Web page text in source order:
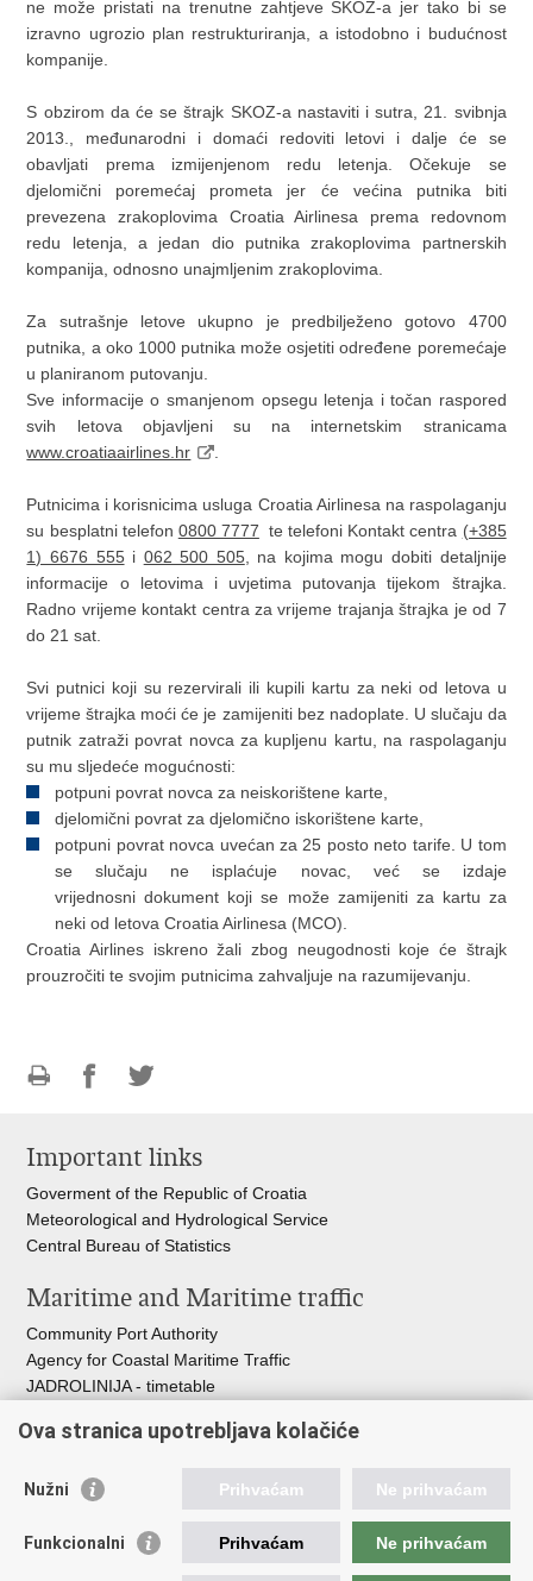
ne može pristati na trenutne zahtjeve SKOZ-a jer tako bi se
izravno ugrozio plan restrukturiranja, a istodobno i budućnost
kompanije.
S obzirom da će se štrajk SKOZ-a nastaviti i sutra, 21. svibnja
2013., međunarodni i domaći redoviti letovi i dalje će se
obavljati prema izmijenjenom redu letenja. Očekuje se
djelomični poremećaj prometa jer će većina putnika biti
prevezena zrakoplovima Croatia Airlinesa prema redovnom
redu letenja, a jedan dio putnika zrakoplovima partnerskih
kompanija, odnosno unajmljenim zrakoplovima.
Za sutrašnje letove ukupno je predbilježeno gotovo 4700
putnika, a oko 1000 putnika može osjetiti određene poremećaje
u planiranom putovanju.
Sve informacije o smanjenom opsegu letenja i točan raspored
svih letova objavljeni su na internetskim stranicama
www.croatiaairlines.hr
.
Putnicima i korisnicima usluga Croatia Airlinesa na raspolaganju
su besplatni telefon 0800 7777 te telefoni Kontakt centra (+385
1) 6676 555i 062 500 505, na kojima mogu dobiti detaljnije
informacije o letovima i uvjetima putovanja tijekom štrajka.
Radno vrijeme kontakt centra za vrijeme trajanja štrajka je od 7
do 21 sat.
Svi putnici koji su rezervirali ili kupili kartu za neki od letova u
vrijeme štrajka moći će je zamijeniti bez nadoplate. U slučaju da
putnik zatraži povrat novca za kupljenu kartu, na raspolaganju
su mu sljedeće mogućnosti:
potpuni povrat novca za neiskorištene karte,
djelomični povrat za djelomično iskorištene karte,
potpuni povrat novca uvećan za 25 posto neto tarife. U tom
se slučaju ne isplaćuje novac, već se izdaje
vrijednosni dokument koji se može zamijeniti za kartu za
neki od letova Croatia Airlinesa (MCO).
Croatia Airlines iskreno žali zbog neugodnosti koje će štrajk
prouzročiti te svojim putnicima zahvaljuje na razumijevanju.
page
FacebookTwitteru
Important links
Goverment of the Republic of Croatia
Meteorological and Hydrological Service
Central Bureau of Statistics
Maritime and Maritime traffic
Community Port Authority
Agency for Coastal Maritime Traffic
JADROLINIJA - timetable
Croatian Motorways
Bus station Zagreb
Ova stranica upotrebljava kolačiće
Nužni Prihvaćam Ne prihvaćam
Funkcionalni Prihvaćam Ne prihvaćam